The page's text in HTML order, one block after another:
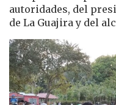
autoridades, del
de La Guajira y del